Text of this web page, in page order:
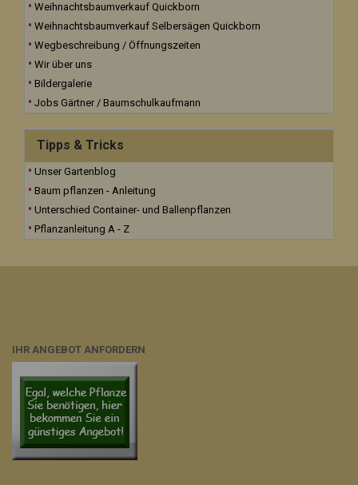
Weihnachtsbaumverkauf Quickborn
Weihnachtsbaumverkauf Selbersägen Quickborn
Wegbeschreibung / Öffnungszeiten
Wir über uns
Bildergalerie
Jobs Gärtner / Baumschulkaufmann
Tipps & Tricks
Unser Gartenblog
Baum pflanzen - Anleitung
Unterschied Container- und Ballenpflanzen
Pflanzanleitung A - Z
IHR ANGEBOT ANFORDERN